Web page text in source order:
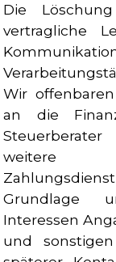
Die
vertragliche
Wir
an die
weitere
Grundlage
Interessen
und